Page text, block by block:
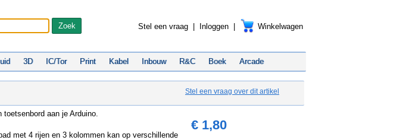
Stel een vraag Inloggen Winkelwagen
3D IC/Tor Print Kabel Inbouw R&C Boek Arcade
Stel een vraag over dit artikel
toetsenbord aan je Arduino.
met 4 rijen en 3 kolommen kan op verschillende
€ 1,80